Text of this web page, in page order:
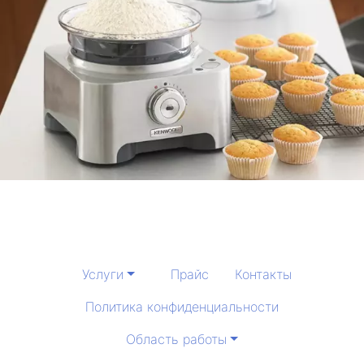
Услуги Прайс
Контакты
Политика конфиденциальности
Область работы